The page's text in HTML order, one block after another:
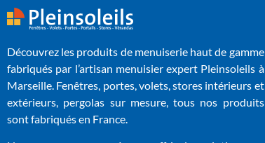
Découvrez les produits de menuiserie haut de gamme
fabriqués par l’artisan menuisier expert Pleinsoleils à
Marseille. Fenêtres, portes, volets, stores intérieurs et
extérieurs, pergolas sur mesure, tous nos produits
sont fabriqués en France.